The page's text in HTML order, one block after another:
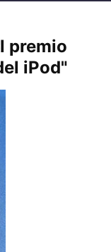
premio
iPod"